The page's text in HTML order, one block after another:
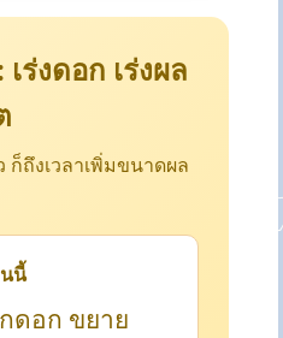
ร่งดอก เร่งผล
ก็ถึงเวลาเพิ่มขนาดผล
นี้
ดอก ขยาย